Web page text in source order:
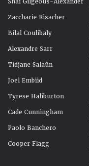
Zaccharie Risacher
Bilal Coulibaly
Alexandre Sarr
Tidjane Salaün
Joel Embiid
Tyrese Haliburton
Cade Cunningham
Paolo Banchero
Cooper Flagg